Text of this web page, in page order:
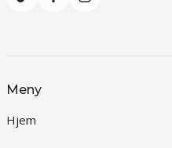
Meny
Hjem